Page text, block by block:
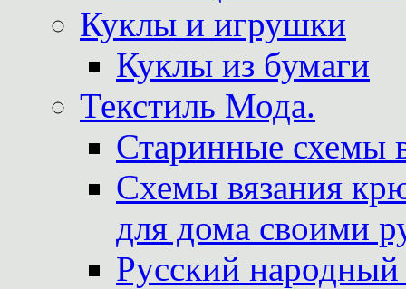
Куклы и игрушки
Куклы из бумаги
Текстиль Мода.
Старинные схемы
Схемы вязания
для дома своими
Русский